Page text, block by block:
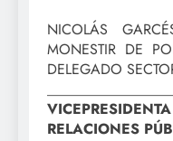
NICOLÁS
MONESTIR DE
DELEGADO
RELACIONES